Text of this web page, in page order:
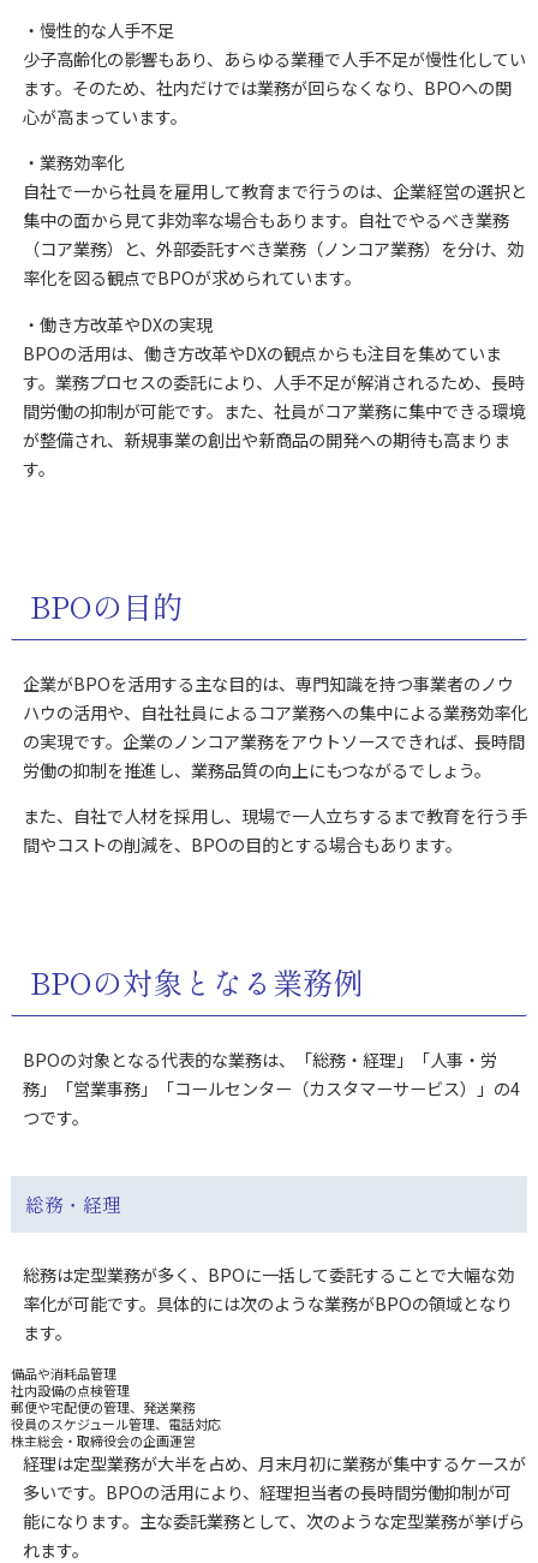
・慢性的な人手不足
少子高齢化の影響もあり、あらゆる業種で人手不足が慢性化してい
ます。そのため、社内だけでは業務が回らなくなり、BPOへの関
心が高まっています。
・業務効率化
自社で一から社員を雇用して教育まで行うのは、企業経営の選択と
集中の面から見て非効率な場合もあります。自社でやるべき業務
（コア業務）と、外部委託すべき業務（ノンコア業務）を分け、効
率化を図る観点でBPOが求められています。
・働き方改革やDXの実現
BPOの活用は、働き方改革やDXの観点からも注目を集めていま
す。業務プロセスの委託により、人手不足が解消されるため、長時
間労働の抑制が可能です。また、社員がコア業務に集中できる環境
が整備され、新規事業の創出や新商品の開発への期待も高まりま
す。
BPOの目的
企業がBPOを活用する主な目的は、専門知識を持つ事業者のノウ
ハウの活用や、自社社員によるコア業務への集中による業務効率化
の実現です。企業のノンコア業務をアウトソースできれば、長時間
労働の抑制を推進し、業務品質の向上にもつながるでしょう。
また、自社で人材を採用し、現場で一人立ちするまで教育を行う手
間やコストの削減を、BPOの目的とする場合もあります。
BPOの対象となる業務例
BPOの対象となる代表的な業務は、「総務・経理」「人事・労
務」「営業事務」「コールセンター（カスタマーサービス）」の4
つです。
総務・経理
総務は定型業務が多く、BPOに一括して委託することで大幅な効
率化が可能です。具体的には次のような業務がBPOの領域となり
ます。
備品や消耗品管理
社内設備の点検管理
郵便や宅配便の管理、発送業務
役員のスケジュール管理、電話対応
株主総会・取締役会の企画運営
経理は定型業務が大半を占め、月末月初に業務が集中するケースが
多いです。BPOの活用により、経理担当者の長時間労働抑制が可
能になります。主な委託業務として、次のような定型業務が挙げら
れます。